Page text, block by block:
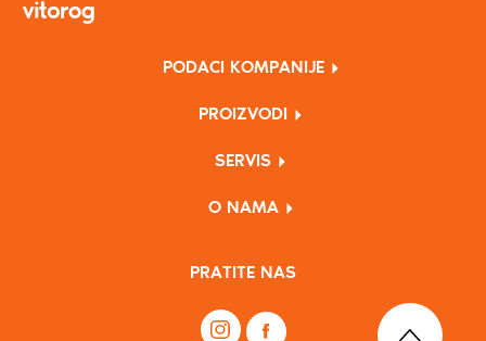
PODACI KOMPANIJE
PROIZVODI
SERVIS
O NAMA
PRATITE NAS